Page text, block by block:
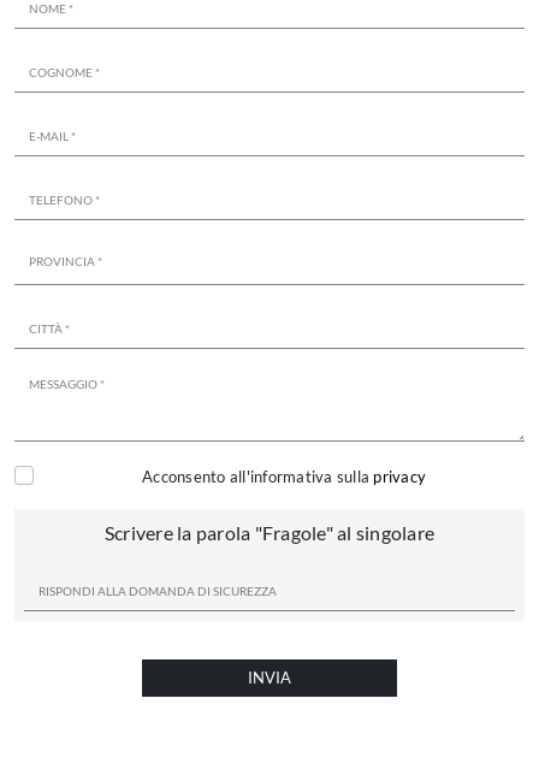
Acconsento all'informativa sulla privacy
Scrivere la parola "Fragole" al singolare
INVIA